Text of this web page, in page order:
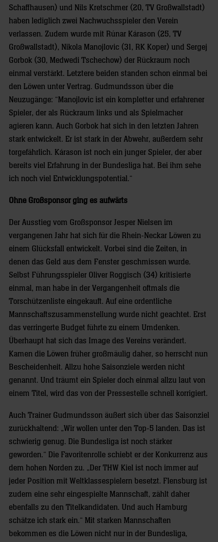
Schaffhausen) und Nils Kretschmer (20, TV Großwallstadt)
haben lediglich zwei Nachwuchsspieler den Verein
verlassen. Zudem wurde mit Rúnar Kárason (25, TV
Großwallstadt), Nikola Manojlovic (31, RK Koper) und Sergej
Gorbok (30, Medwedi Tschechow) der Rückraum noch
einmal verstärkt. Letztere beiden standen schon einmal bei
den Löwen unter Vertrag. Gudmundsson über die
Neuzugänge: “Manojlovic ist ein kompletter und erfahrener
Spieler, der als Rückraum links und als Spielmacher
agieren kann. Auch Gorbok hat sich in den letzten Jahren
stark entwickelt. Er ist stark in der Abwehr, außerdem sehr
torgefährlich. Kárason ist noch ein junger Spieler, der aber
bereits viel Erfahrung in der Bundesliga hat. Bei ihm sehe
ich noch viel Entwicklungspotential.“
Ohne Großsponsor ging es aufwärts
Der Ausstieg vom Großsponsor Jesper Nielsen im
vergangenen Jahr hat sich für die Rhein-Neckar Löwen zu
einem Glücksfall entwickelt. Vorbei sind die Zeiten, in
denen das Geld aus dem Fenster geschmissen wurde.
Selbst Führungsspieler Oliver Roggisch (34) kritisierte
einmal, man habe in der Vergangenheit oftmals die
Torschützenliste eingekauft. Auf eine ordentliche
Mannschaftszusammenstellung wurde nicht geachtet. Erst
das verringerte Budget führte zu einem Umdenken.
Überhaupt hat sich das Image des Vereins verändert.
Kamen die Löwen früher großmäulig daher, so herrscht nun
Bescheidenheit. Allzu hohe Saisonziele werden nicht
genannt. Und träumt ein Spieler doch einmal allzu laut von
einem Titel, wird das von der Pressestelle schnell korrigiert.
Auch Trainer Gudmundsson äußert sich über das Saisonziel
zurückhaltend: „Wir wollen unter den Top-5 landen. Das ist
schwierig genug. Die Bundesliga ist noch stärker
geworden.“ Die Favoritenrolle schiebt er der Konkurrenz aus
dem hohen Norden zu. „Der THW Kiel ist noch immer auf
jeder Position mit Weltklassespielern besetzt. Flensburg ist
zudem eine sehr eingespielte Mannschaft, zählt daher
ebenfalls zu den Titelkandidaten. Und auch Hamburg
schätze ich stark ein.“ Mit starken Mannschaften
bekommen es die Löwen nicht nur in der Bundesliga,